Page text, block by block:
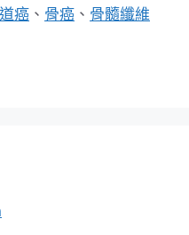
癌 、 骨癌 、 骨髓纖維